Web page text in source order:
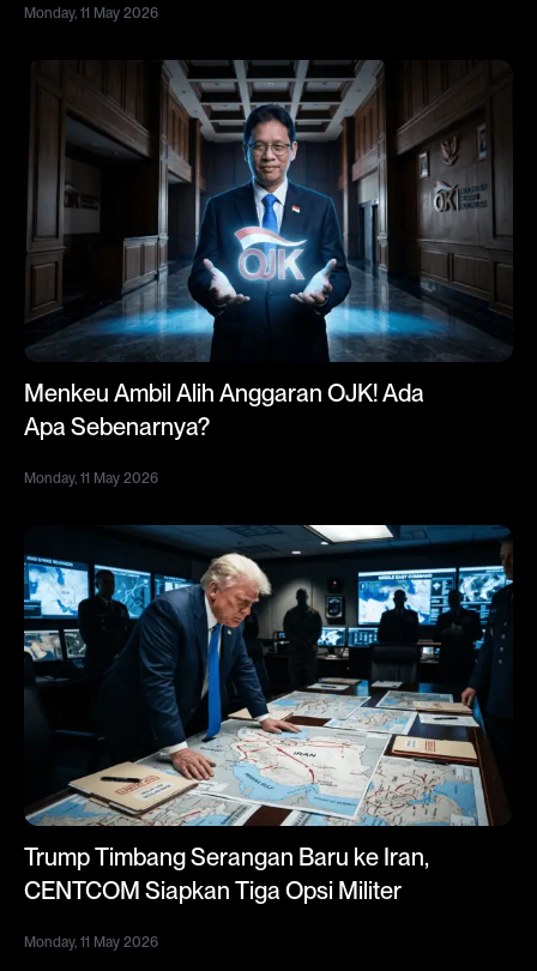
Monday, 11 May 2026
Menkeu Ambil Alih Anggaran OJK! Ada
Apa Sebenarnya?
Monday, 11 May 2026
Trump Timbang Serangan Baru ke Iran,
CENTCOM Siapkan Tiga Opsi Militer
Monday, 11 May 2026